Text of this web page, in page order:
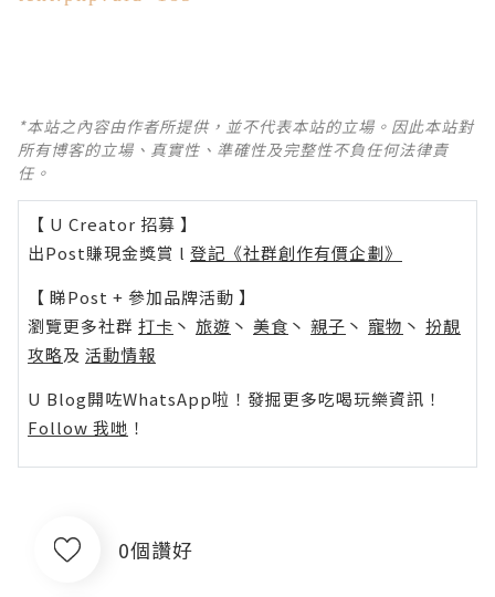
*本站之內容由作者所提供，並不代表本站的立場。因此本站對
所有博客的立場、真實性、準確性及完整性不負任何法律責
任。
【 U Creator 招募 】
出Post賺現金獎賞 l 登記《社群創作有價企劃》
【 睇Post + 參加品牌活動 】
瀏覽更多社群 打卡 丶 旅遊 丶 美食 丶 親子 丶 寵物 丶 扮靚
攻略及 活動情報
U Blog開咗WhatsApp啦！發掘更多吃喝玩樂資訊！
Follow 我哋 ！
0個讚好